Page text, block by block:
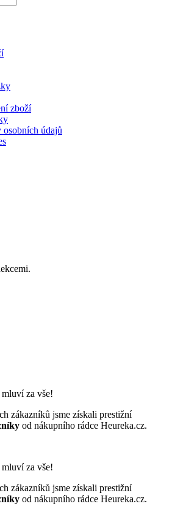
zboží
údajů
za vše!
zákazníků jsme získali prestižní
od nákupního rádce Heureka.cz.
za vše!
zákazníků jsme získali prestižní
od nákupního rádce Heureka.cz.